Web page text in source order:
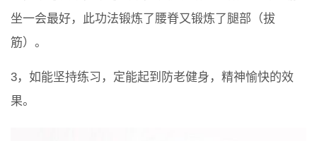
坐一会最好，此功法锻炼了腰脊又锻炼了腿部（拔
筋）。
3，如能坚持练习，定能起到防老健身，精神愉快的效
果。